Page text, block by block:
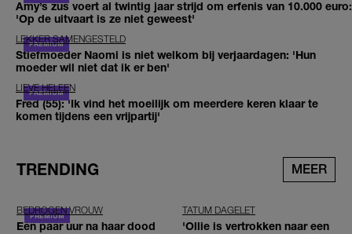
Amy’s zus voert al twintig jaar strijd om erfenis van 10.000 euro:
'Op de uitvaart is ze niet geweest'
LEKKER SAMENGESTELD
Stiefmoeder Naomi is niet welkom bij verjaardagen: 'Hun
moeder wil niet dat ik er ben'
LIEVE HELEEN
Fred (55): 'Ik vind het moeilijk om meerdere keren klaar te
komen tijdens een vrijpartij'
TRENDING MEER
BEDROGEN VROUW
Een paar uur na haar dood
TATUM DAGELET
'Ollie is vertrokken naar een